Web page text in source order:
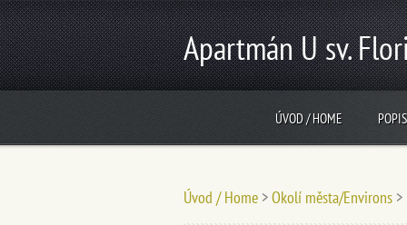
Apartmán U sv.
ÚVOD / HOME
Úvod / Home >Okolí města/Environs >